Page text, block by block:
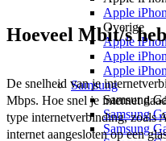
Apple
Overige
Apple
Apple
Apple
Samsung
Samsung
Samsung
Samsung
Hoeveel Mbit/s
De snelheid van je
Mbps. Hoe snel je internet
type internetverbinding, zoals
internet aangesloten op een